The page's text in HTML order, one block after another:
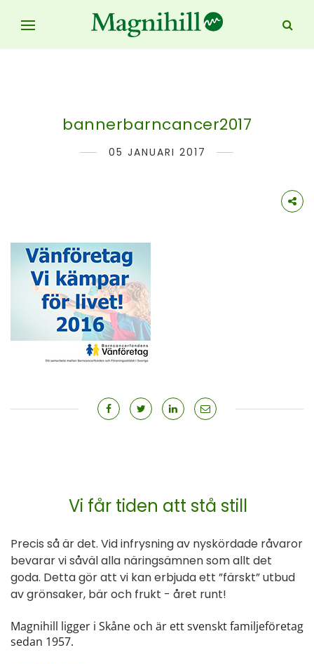
bannerbarncancer2017
05 JANUARI 2017
Vi får tiden att stå still
Precis så är det. Vid infrysning av nyskördade råvaror
bevarar vi såväl alla näringsämnen som allt det
goda. Detta gör att vi kan erbjuda ett ”färskt” utbud
av grönsaker, bär och frukt - året runt!
Magnihill ligger i Skåne och är ett svenskt familjeföretag
sedan 1957.